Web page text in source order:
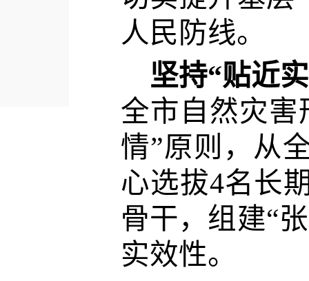
人民防线。
坚持“贴近
全市自然灾害
情”原则，从
心选拔4名长
骨干，组建“
实效性。